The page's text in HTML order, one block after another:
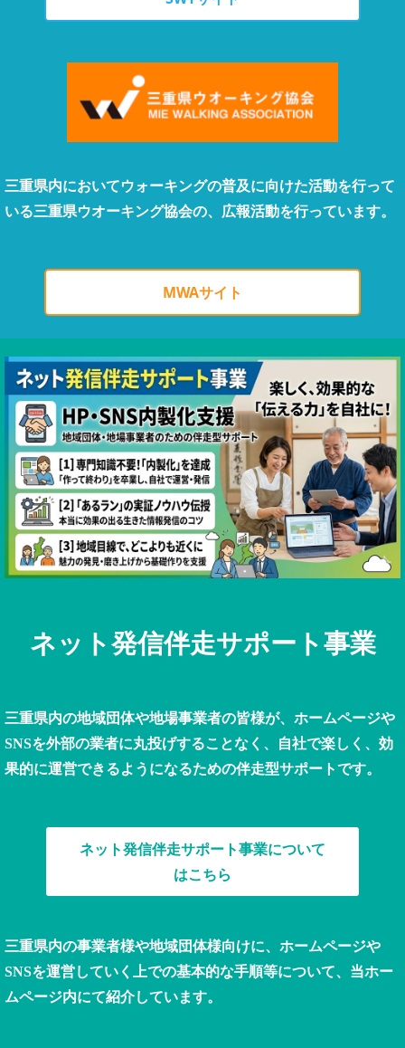
三重県内においてウォーキングの普及に向けた活動を行って
いる三重県ウオーキング協会の、広報活動を行っています。
MWAサイト
ネット発信伴走サポート事業
三重県内の地域団体や地場事業者の皆様が、ホームページや
SNSを外部の業者に丸投げすることなく、自社で楽しく、効
果的に運営できるようになるための伴走型サポートです。
ネット発信伴走サポート事業について
はこちら
三重県内の事業者様や地域団体様向けに、ホームページや
SNSを運営していく上での基本的な手順等について、当ホー
ムページ内にて紹介しています。